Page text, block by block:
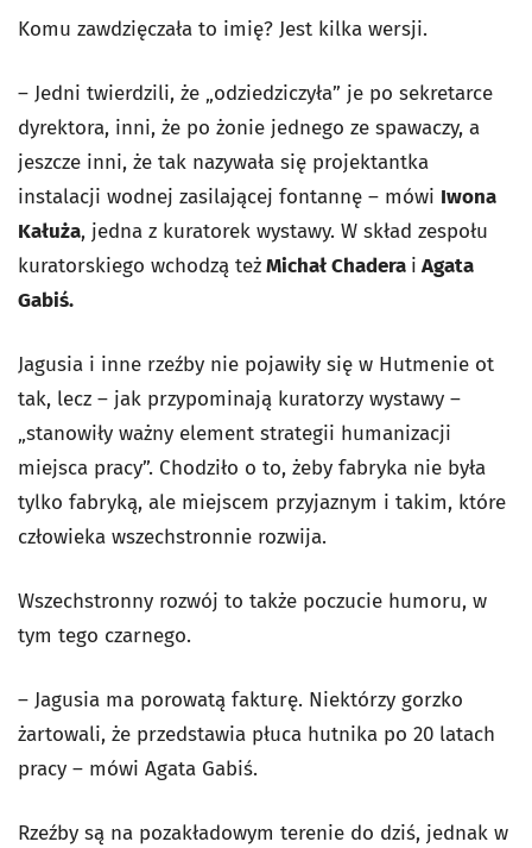
Komu zawdzięczała to imię? Jest kilka wersji.
– Jedni twierdzili, że „odziedziczyła” je po sekretarce
dyrektora, inni, że po żonie jednego ze spawaczy, a
jeszcze inni, że tak nazywała się projektantka
instalacji wodnej zasilającej fontannę – mówi Iwona
Kałuża, jedna z kuratorek wystawy. W skład zespołu
kuratorskiego wchodzą teżMichał Chadera i Agata
Gabiś.
Jagusia i inne rzeźby nie pojawiły się w Hutmenie ot
tak, lecz – jak przypominają kuratorzy wystawy –
„stanowiły ważny element strategii humanizacji
miejsca pracy”. Chodziło o to, żeby fabryka nie była
tylko fabryką, ale miejscem przyjaznym i takim, które
człowieka wszechstronnie rozwija.
Wszechstronny rozwój to także poczucie humoru, w
tym tego czarnego.
– Jagusia ma porowatą fakturę. Niektórzy gorzko
żartowali, że przedstawia płuca hutnika po 20 latach
pracy – mówi Agata Gabiś.
Rzeźby są na pozakładowym terenie do dziś, jednak w